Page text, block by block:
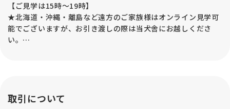
【ご見学は15時〜19時】
★北海道・沖縄・離島など遠方のご家族様はオンライン見学可
能でございますが、お引き渡しの際は当犬舎にお越しくださ
い。
さい。
取引について